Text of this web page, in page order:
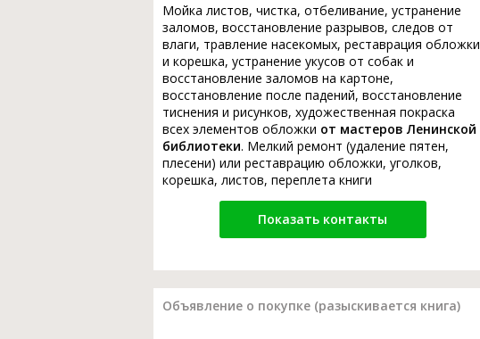
Мойка листов, чистка, отбеливание, устранение
заломов, восстановление разрывов, следов от
влаги, травление насекомых, реставрация обложки
и корешка, устранение укусов от собак и
восстановление заломов на картоне,
восстановление после падений, восстановление
тиснения и рисунков, художественная покраска
всех элементов обложки от мастеров Ленинской
библиотеки. Мелкий ремонт (удаление пятен,
плесени) или реставрацию обложки, уголков,
корешка, листов, переплета книги
Показать контакты
Объявление о покупке (разыскивается книга)